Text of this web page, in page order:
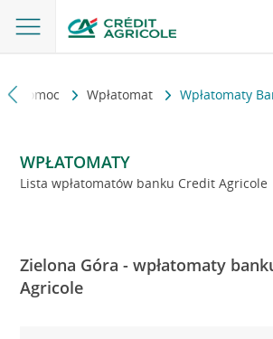
i pomoc Wpłatomat Wpłatomaty
WPŁATOMATY
Lista wpłatomatów banku Credit Agricole
Zielona Góra - wpłatomaty
Agricole